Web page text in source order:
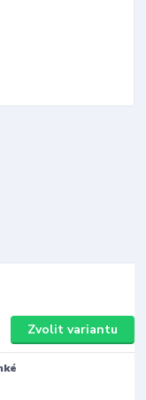
Zvolit variantu